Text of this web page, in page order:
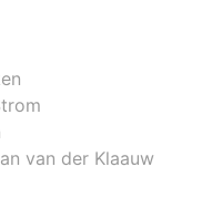
van der Klaauw